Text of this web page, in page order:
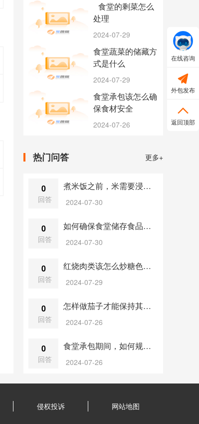
食堂的剩菜怎么
处理
2024-07-29
食堂蔬菜的储藏方
式是什么
2024-07-29
食堂承包该怎么确
保食材安全
2024-07-26
热门问答 更多+
0
回答
煮米饭之前，米需要浸泡吗？
2024-07-30
0
回答
如何确保食堂储存食品的卫生条件？
2024-07-30
0
回答
红烧肉类该怎么炒糖色？糖的量有没有什么要求？
2024-07-29
0
回答
怎样做茄子才能保持其鲜艳色泽？
2024-07-26
0
回答
食堂承包期间，如何规划食堂的设施更新和环境改善？
2024-07-26
在线咨询

外包发布

返回顶部
侵权投诉 网站地图